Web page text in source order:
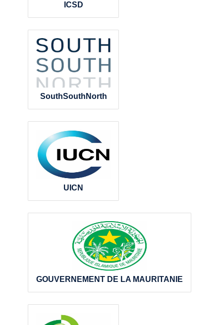
ICSD
SouthSouthNorth
UICN
GOUVERNEMENT DE LA MAURITANIE